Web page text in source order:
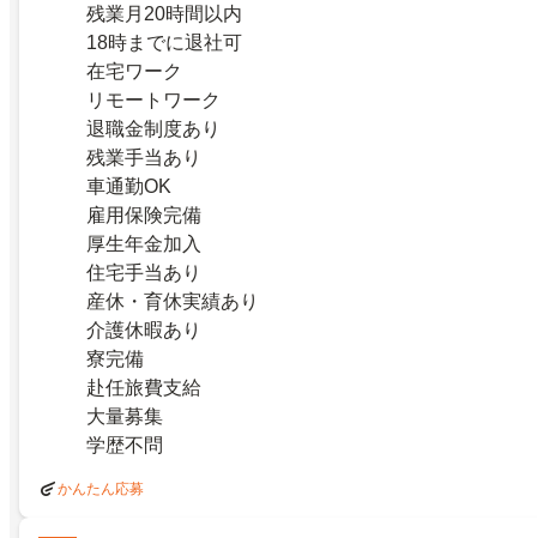
残業月20時間以内
18時までに退社可
在宅ワーク
リモートワーク
退職金制度あり
残業手当あり
車通勤OK
雇用保険完備
厚生年金加入
住宅手当あり
産休・育休実績あり
介護休暇あり
寮完備
赴任旅費支給
大量募集
学歴不問
かんたん応募